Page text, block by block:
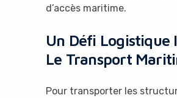
d’accès maritime.
Un Défi Logistique
Le Transport
Pour transporter les